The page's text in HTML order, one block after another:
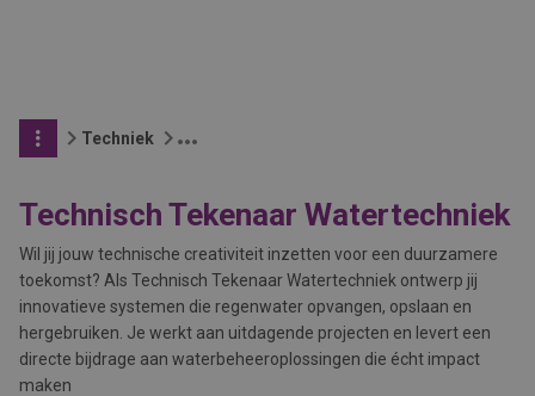
Techniek
Technisch Tekenaar Watertechniek
Wil jij jouw technische creativiteit inzetten voor een duurzamere
toekomst? Als Technisch Tekenaar Watertechniek ontwerp jij
innovatieve systemen die regenwater opvangen, opslaan en
hergebruiken. Je werkt aan uitdagende projecten en levert een
directe bijdrage aan waterbeheeroplossingen die écht impact
maken